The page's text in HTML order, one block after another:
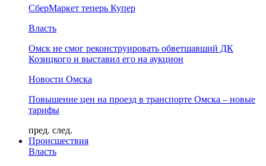
СберМаркет теперь Купер
Власть
Омск не смог реконструировать обветшавший ДК
Козицкого и выставил его на аукцион
Новости Омска
Повышение цен на проезд в транспорте Омска – новые
тарифы
пред. след.
Происшествия
Власть